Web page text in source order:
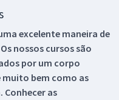
excelente maneira de
nossos cursos são
por um corpo
muito bem como as
as